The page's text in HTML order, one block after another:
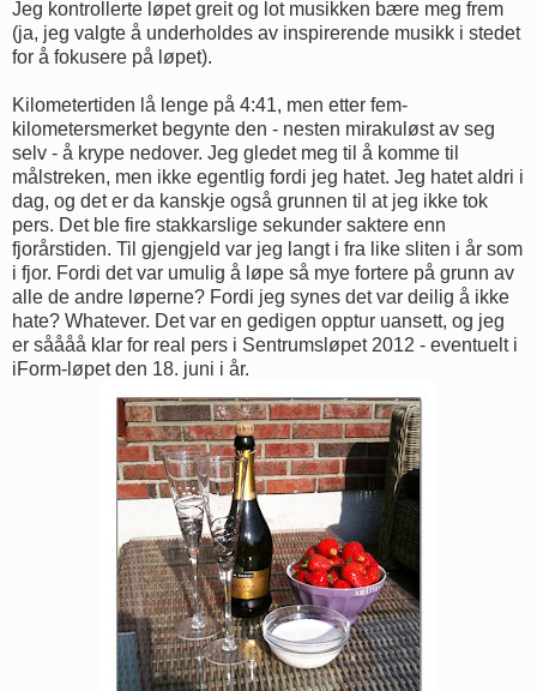
Jeg kontrollerte løpet greit og lot musikken bære meg frem
(ja, jeg valgte å underholdes av inspirerende musikk i stedet
for å fokusere på løpet).
Kilometertiden lå lenge på 4:41, men etter fem-
kilometersmerket begynte den - nesten mirakuløst av seg
selv - å krype nedover. Jeg gledet meg til å komme til
målstreken, men ikke egentlig fordi jeg hatet. Jeg hatet aldri i
dag, og det er da kanskje også grunnen til at jeg ikke tok
pers. Det ble fire stakkarslige sekunder saktere enn
fjorårstiden. Til gjengjeld var jeg langt i fra like sliten i år som
i fjor. Fordi det var umulig å løpe så mye fortere på grunn av
alle de andre løperne? Fordi jeg synes det var deilig å ikke
hate? Whatever. Det var en gedigen opptur uansett, og jeg
er såååå klar for real pers i Sentrumsløpet 2012 - eventuelt i
iForm-løpet den 18. juni i år.